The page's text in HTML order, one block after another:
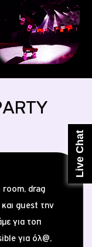
drag
guest την
για τοπ
για όλ@,
Live Chat